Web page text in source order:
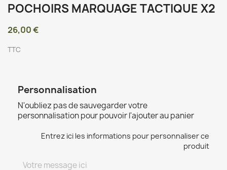
POCHOIRS MARQUAGE TACTIQUE X2
26,00 €
TTC
Personnalisation
N'oubliez pas de sauvegarder votre
personnalisation pour pouvoir l'ajouter au panier
Entrez ici les informations pour personnaliser ce
produit